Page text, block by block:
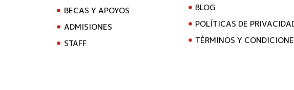
BECAS Y APOYOS
ADMISIONES
STAFF
BLOG
POLÍTICAS DE
TÉRMINOS Y